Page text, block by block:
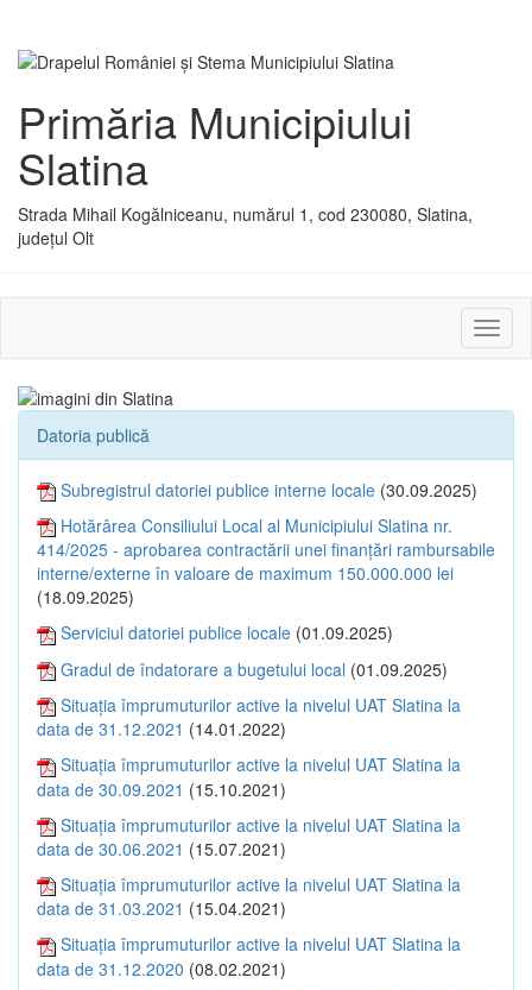
Primăria Municipiului
Slatina
Strada Mihail Kogălniceanu, numărul 1, cod 230080, Slatina,
județul Olt
sau
Datoria publică
Subregistrul datoriei publice interne locale (30.09.2025)
Hotărârea Consiliului Local al Municipiului Slatina nr.
414/2025 - aprobarea contractării unei finanțări rambursabile
interne/externe în valoare de maximum 150.000.000 lei
(18.09.2025)
Serviciul datoriei publice locale (01.09.2025)
Gradul de îndatorare a bugetului local (01.09.2025)
Situația împrumuturilor active la nivelul UAT Slatina la
data de 31.12.2021 (14.01.2022)
Situația împrumuturilor active la nivelul UAT Slatina la
data de 30.09.2021 (15.10.2021)
Situația împrumuturilor active la nivelul UAT Slatina la
data de 30.06.2021 (15.07.2021)
Situația împrumuturilor active la nivelul UAT Slatina la
data de 31.03.2021 (15.04.2021)
Situația împrumuturilor active la nivelul UAT Slatina la
data de 31.12.2020 (08.02.2021)